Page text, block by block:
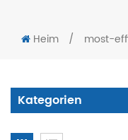
Heim / most-
Kategorien